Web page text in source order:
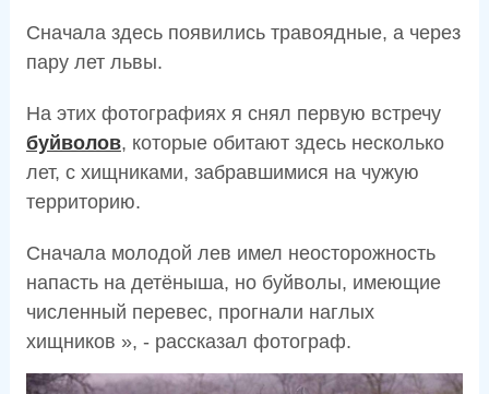
Сначала здесь появились травоядные, а через
пару лет львы.
На этих фотографиях я снял первую встречу
буйволов, которые обитают здесь несколько
лет, с хищниками, забравшимися на чужую
территорию.
Сначала молодой лев имел неосторожность
напасть на детёныша, но буйволы, имеющие
численный перевес, прогнали наглых
хищников », - рассказал фотограф.